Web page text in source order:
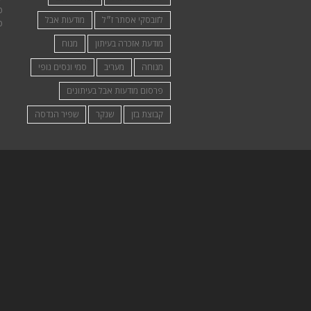
לזובסקי אסתר ז״ל
מודעות אבל
מודעת אזכרה בעיתון
מנוח
מנוחה
מעריב
סמי ונסים נופי
פרסום מודעות אבל בעיתונים
קבוצת בזן
שנקר שפיר הנדסה